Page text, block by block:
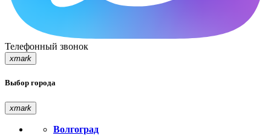
Телефонный звонок
xmark
Выбор города
xmark
Волгоград